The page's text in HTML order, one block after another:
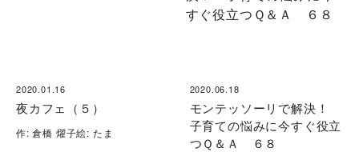
2020.01.16
夜カフェ（５）
作: 倉橋 燿子絵: たま
2020.06.18
モンテッソーリで解決！
子育ての悩みに今すぐ役立
つＱ＆Ａ ６８